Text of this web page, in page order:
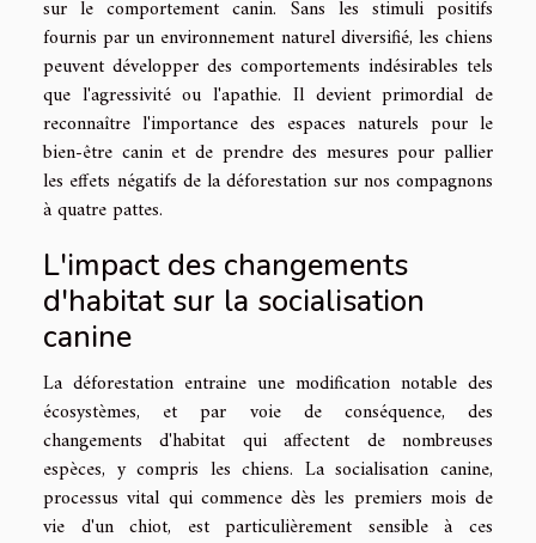
sur le comportement canin. Sans les stimuli positifs
fournis par un environnement naturel diversifié, les chiens
peuvent développer des comportements indésirables tels
que l'agressivité ou l'apathie. Il devient primordial de
reconnaître l'importance des espaces naturels pour le
bien-être canin et de prendre des mesures pour pallier
les effets négatifs de la déforestation sur nos compagnons
à quatre pattes.
L'impact des changements
d'habitat sur la socialisation
canine
La déforestation entraine une modification notable des
écosystèmes, et par voie de conséquence, des
changements d'habitat qui affectent de nombreuses
espèces, y compris les chiens. La socialisation canine,
processus vital qui commence dès les premiers mois de
vie d'un chiot, est particulièrement sensible à ces